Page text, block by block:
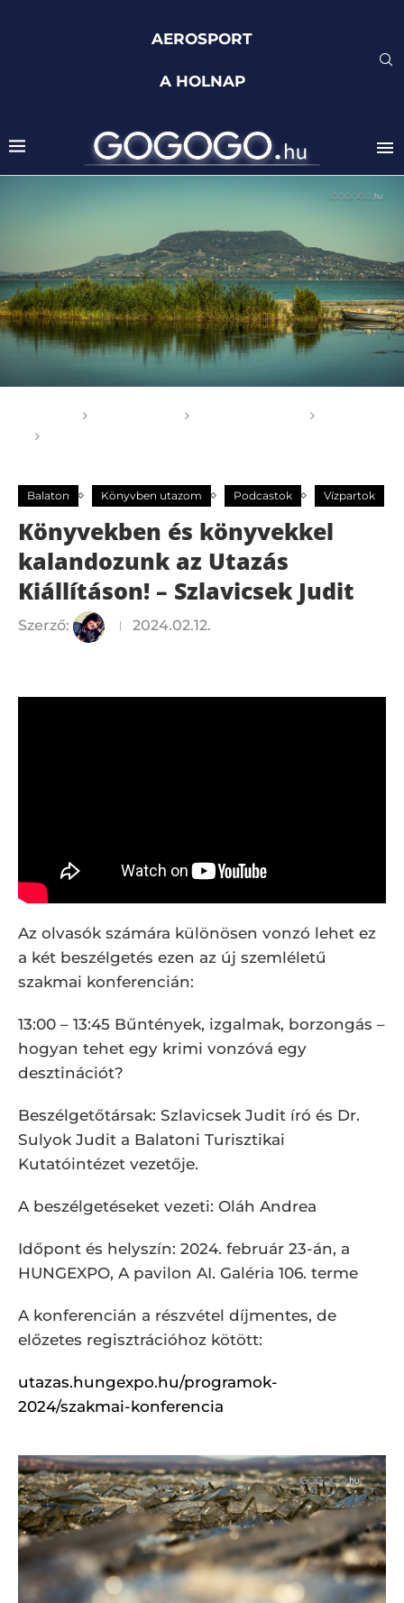
AEROSPORT
A HOLNAP
Balaton Könyvben utazom Podcastok Vízpartok
Könyvekben és könyvekkel
kalandozunk az Utazás
Kiállításon! – Szlavicsek Judit
Szerző: 2024.02.12.
Az olvasók számára különösen vonzó lehet ez
a két beszélgetés ezen az új szemléletű
szakmai konferencián:
13:00 – 13:45 Bűntények, izgalmak, borzongás –
hogyan tehet egy krimi vonzóvá egy
desztinációt?
Beszélgetőtársak: Szlavicsek Judit író és Dr.
Sulyok Judit a Balatoni Turisztikai
Kutatóintézet vezetője.
A beszélgetéseket vezeti: Oláh Andrea
Időpont és helyszín: 2024. február 23-án, a
HUNGEXPO, A pavilon AI. Galéria 106. terme
A konferencián a részvétel díjmentes, de
előzetes regisztrációhoz kötött:
utazas.hungexpo.hu/programok-
2024/szakmai-konferencia